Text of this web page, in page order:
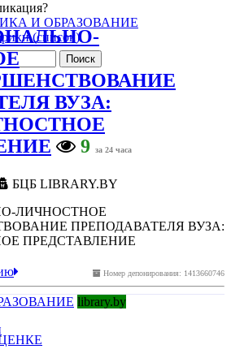
И ОБРАЗОВАНИЕ
(список)
ВУЗА:
9 за 24 часа
БЦБ LIBRARY.BY
ЛИЧНОСТНОЕ
ПРЕПОДАВАТЕЛЯ ВУЗА:
ПРЕДСТАВЛЕНИЕ
Номер депонирования: 1413660746
library.by